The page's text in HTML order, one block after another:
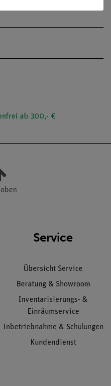
ab 300,- €
Service
Übersicht Service
Beratung & Showroom
Inventarisierungs- &
Einräumservice
Inbetriebnahme & Schulungen
Kundendienst